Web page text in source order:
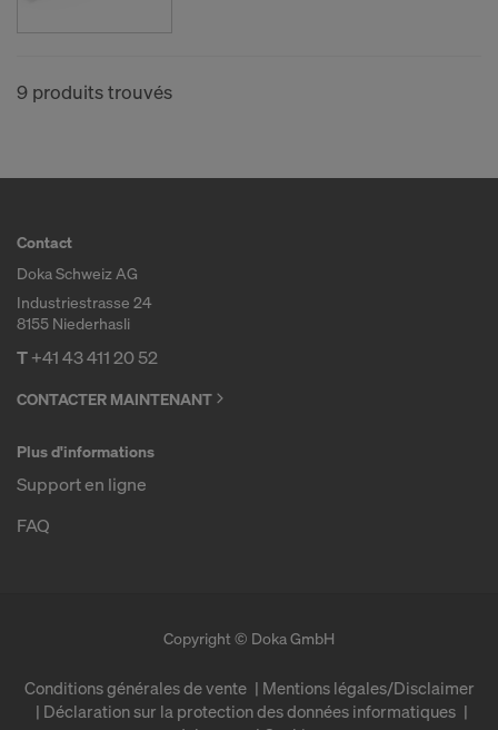
9 produits trouvés
Contact
Doka Schweiz AG
Industriestrasse 24
8155 Niederhasli
T+41 43 411 20 52
CONTACTER MAINTENANT
Plus d'informations
Support en ligne
FAQ
Copyright © Doka GmbH
Conditions générales de vente
Mentions légales/Disclaimer
Déclaration sur la protection des données informatiques